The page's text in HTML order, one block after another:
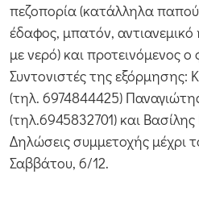
πεζοπορία (κατάλληλα
έδαφος, μπατόν,
με νερό) και προτεινόμενος ο
Συντονιστές της
(τηλ. 6974844425)
(τηλ.6945832701) και
Δηλώσεις συμμετοχής μέχρι
Σαββάτου, 6/12.